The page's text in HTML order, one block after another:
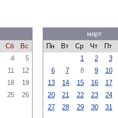
Сб
Вс
4
5
11
12
18
19
25
26
март
Пн
Вт Ср Чт Пт
1
2 3
6
7 8 9 10
13
14 15 16 17
20
21 22 23 24
27
28 29 30 31